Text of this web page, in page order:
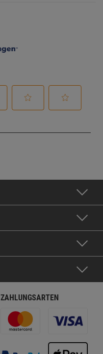
ZAHLUNGSARTEN